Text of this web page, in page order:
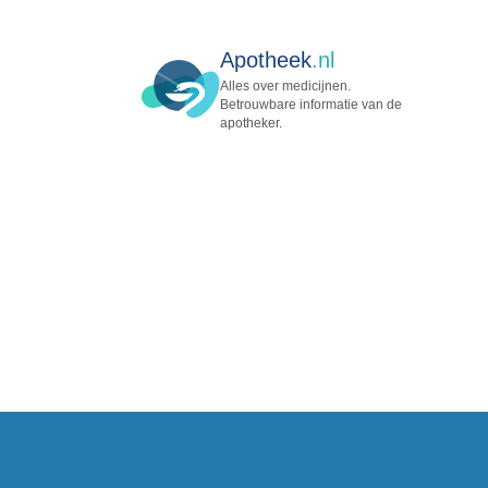
Apotheek.nl
Alles over medicijnen.
Betrouwbare informatie van de
apotheker.